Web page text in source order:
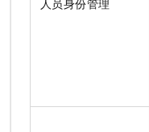
人员身份管理